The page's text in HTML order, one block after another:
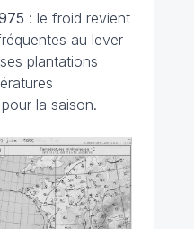
: le froid revient
au lever
plantations
la saison.